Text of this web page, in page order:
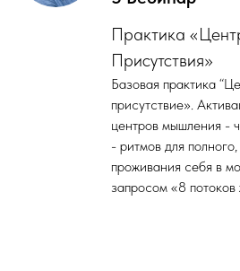
Практика
Присутствия»
Базовая практика
присутствие».
центров мышления -
- ритмов для
проживания себя в
запросом «8 потоков